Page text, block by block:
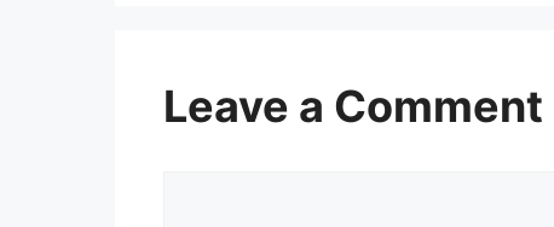
Leave a Comment